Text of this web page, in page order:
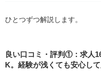
ひとつずつ解説します。
良い口コミ・評判①：求人
K。経験が浅くても安心し